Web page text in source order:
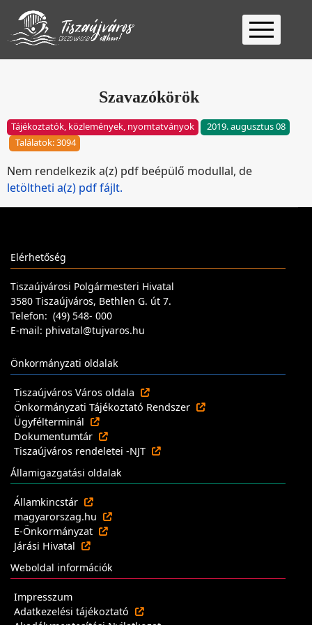
Kezdőlap
Ügyintézés
Keresés
Szavazókörök
Tájékoztatók, közlemények, nyomtatványok
2019. augusztus 08
Találatok: 3094
Nem rendelkezik a(z) pdf beépülő modullal, de
letöltheti a(z) pdf fájlt.
Elérhetőség
Tiszaújvárosi Polgármesteri Hivatal
3580 Tiszaújváros, Bethlen G. út 7.
Telefon: (49) 548- 000
E-mail: phivatal@tujvaros.hu
Önkormányzati oldalak
Tiszaújváros Város oldala
Önkormányzati Tájékoztató Rendszer
Ügyfélterminál
Dokumentumtár
Tiszaújváros rendeletei -NJT
Államigazgatási oldalak
Államkincstár
magyarorszag.hu
E-Önkormányzat
Járási Hivatal
Weboldal információk
Impresszum
Adatkezelési tájékoztató